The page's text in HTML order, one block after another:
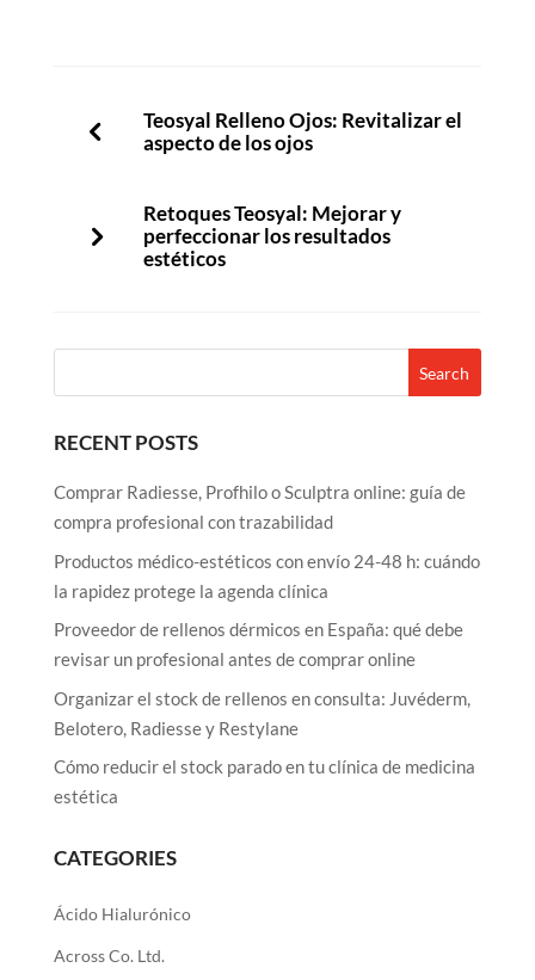
Teosyal Relleno Ojos: Revitalizar el
aspecto de los ojos
Retoques Teosyal: Mejorar y
perfeccionar los resultados
estéticos
RECENT POSTS
Comprar Radiesse, Profhilo o Sculptra online: guía de
compra profesional con trazabilidad
Productos médico-estéticos con envío 24-48 h: cuándo
la rapidez protege la agenda clínica
Proveedor de rellenos dérmicos en España: qué debe
revisar un profesional antes de comprar online
Organizar el stock de rellenos en consulta: Juvéderm,
Belotero, Radiesse y Restylane
Cómo reducir el stock parado en tu clínica de medicina
estética
CATEGORIES
Ácido Hialurónico
Across Co. Ltd.